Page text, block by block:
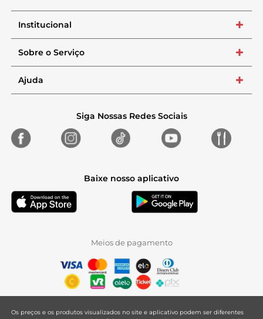
Institucional +
Sobre o Serviço +
Ajuda +
Siga Nossas Redes Sociais
Baixe nosso aplicativo
Meios de pagamento
Os preços e os produtos visualizados no site e aplicativo podem ser diferentes